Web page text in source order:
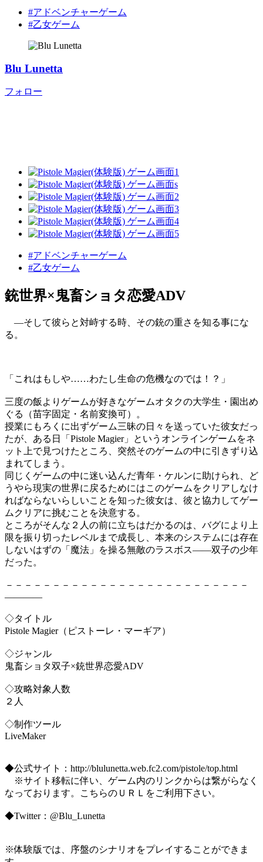
#アドベンチャーゲーム
#乙女ゲーム
Blu Lunetta
フォロー
#アドベンチャーゲーム
#乙女ゲーム
銃世界×鬼畜ショタ恋愛ADV
―そして彼らと対峙する時、その銃の重さを知る事にな
る。
「これはもしや……わたし生命の危機なのでは！？」
三度の飯よりゲームが好きなゲームオタクの大学生・園出め
ぐる（苗字固定・名前変換可）。
授業にもろくに出ずゲーム三昧の日々を送っていた彼女だっ
たが、ある日「Pistole Magier」というオンラインゲームをネ
ット上で見つけたところ、突然そのゲームの中に引きずり込
まれてしまう。
同じくゲームの中に迷い込んだ青年・ケルンに助けられ、ど
うやら現実の世界に戻るためにはこのゲームをクリアしなけ
ればならないらしいことを知った彼女は、彼と協力してゲー
ムクリアに挑むことを決意する。
ところがそんな２人の前に立ちはだかるのは、バグにより上
限を振り切ったレベルまで成長し、本来のシステムには存在
しないはずの「魔法」を操る無敵のラスボス――双子の少年
だった。
－－－－－－－－－－－－－－－－－－－－－－－－－－
――――
◇タイトル
Pistole Magier（ピストーレ・マーギア）
◇ジャンル
鬼畜ショタ双子×銃世界恋愛ADV
◇攻略対象人数
２人
◇制作ツール
LiveMaker
◆公式サイト：http://blulunetta.web.fc2.com/pistole/top.html
※サイト移転に伴い、ゲーム内のリンクからは繋がらなく
なっております。こちらのＵＲＬをご利用下さい。
◆Twitter：@Blu_Lunetta
※体験版では、序盤のシナリオをプレイすることができま